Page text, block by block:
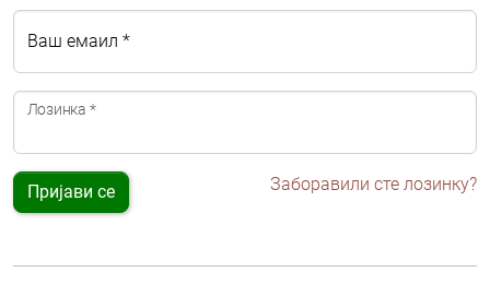
Ваш емаил *
Лозинка *
Пријави се Заборавили сте лозинку?